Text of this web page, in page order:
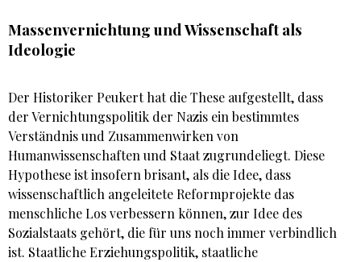
Massenvernichtung und Wissenschaft als
Ideologie
Der Historiker Peukert hat die These aufgestellt, dass
der Vernichtungspolitik der Nazis ein bestimmtes
Verständnis und Zusammenwirken von
Humanwissenschaften und Staat zugrundeliegt. Diese
Hypothese ist insofern brisant, als die Idee, dass
wissenschaftlich angeleitete Reformprojekte das
menschliche Los verbessern können, zur Idee des
Sozialstaats gehört, die für uns noch immer verbindlich
ist. Staatliche Erziehungspolitik, staatliche